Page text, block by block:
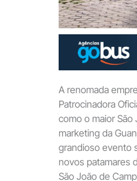
A renomada
Patrocinadora
como o maior São
marketing da
grandioso evento
novos patamares
São João de